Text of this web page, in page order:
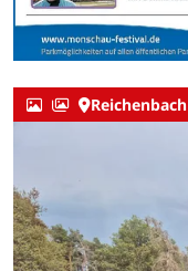
Reichenbach